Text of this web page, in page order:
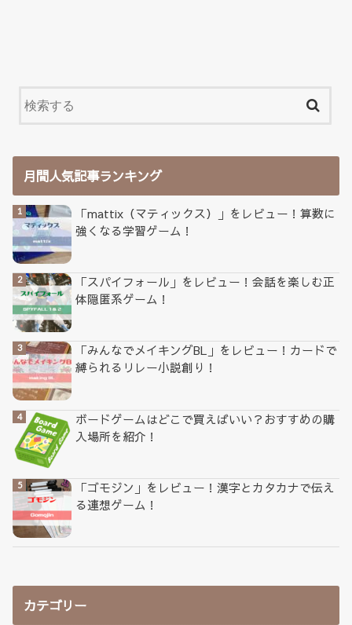
月間人気記事ランキング
「mattix（マティックス）」をレビュー！算数に
強くなる学習ゲーム！
「スパイフォール」をレビュー！会話を楽しむ正
体隠匿系ゲーム！
「みんなでメイキングBL」をレビュー！カードで
縛られるリレー小説創り！
ボードゲームはどこで買えばいい？おすすめの購
入場所を紹介！
「ゴモジン」をレビュー！漢字とカタカナで伝え
る連想ゲーム！
カテゴリー